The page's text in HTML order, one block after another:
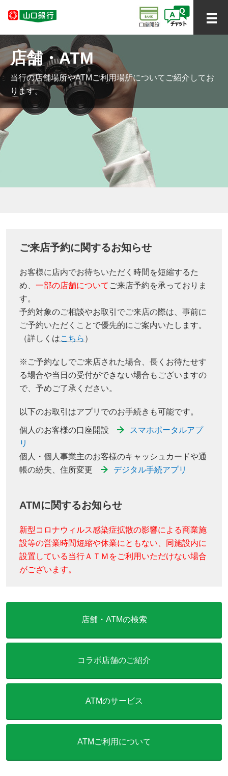
店舗・ATM
当行の店舗場所やATMご利用場所についてご紹介してお
ります。
ご来店予約に関するお知らせ
お客様に店内でお待ちいただく時間を短縮するた
め、 一部の店舗について ご来店予約を承っておりま
す。
予約対象のご相談やお取引でご来店の際は、事前に
ご予約いただくことで優先的にご案内いたします。
（詳しくはこちら ）
※ご予約なしでご来店された場合、長くお待たせす
る場合や当日の受付ができない場合もございますの
で、予めご了承ください。
以下のお取引はアプリでのお手続きも可能です。
個人のお客様の口座開設
スマホポータルアプ
リ
個人・個人事業主のお客様のキャッシュカードや通
帳の紛失、住所変更
デジタル手続アプリ
ATMに関するお知らせ
新型コロナウィルス感染症拡散の影響による商業施
設等の営業時間短縮や休業にともない、同施設内に
設置している当行ＡＴＭをご利用いただけない場合
がございます。
店舗・ATMの検索
コラボ店舗のご紹介
ATMのサービス
ATMご利用について